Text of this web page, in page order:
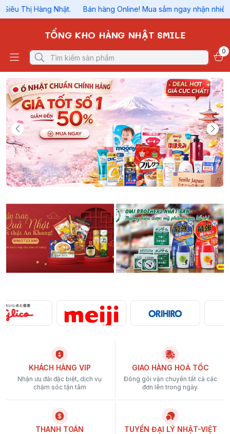
Nhật. Bán hàng Online! Mua sắm ngay nhận nhiều ưu đãi Hệ
TỔNG KHO HÀNG NHẬT SMILE
0
KHÁCH HÀNG VIP
Nhận ưu đãi đặc biệt, dịch vụ
chăm sóc tận tâm
GIAO HÀNG HOẢ TỐC
Đóng gói vận chuyển tất cả các
đơn lên trong ngày.
THANH TOÁN TUYỂN ĐẠI LÝ NHẬT-VIỆT